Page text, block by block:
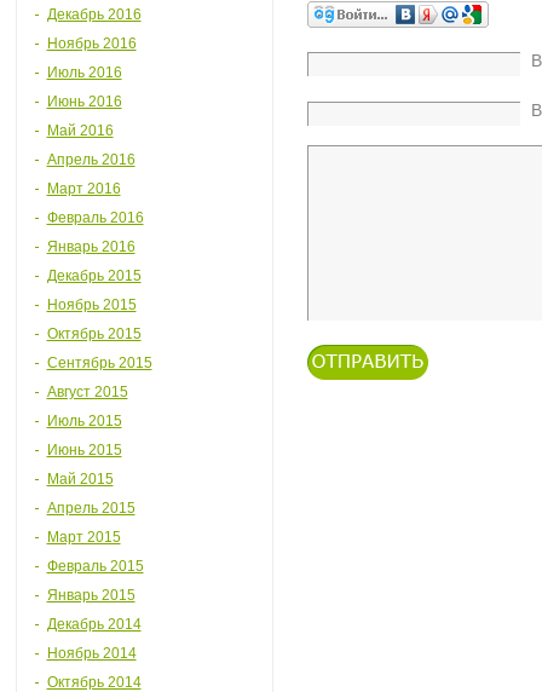
Декабрь 2016
Ноябрь 2016
Июль 2016
Июнь 2016
Май 2016
Апрель 2016
Март 2016
Февраль 2016
Январь 2016
Декабрь 2015
Ноябрь 2015
Октябрь 2015
Сентябрь 2015
Август 2015
Июль 2015
Июнь 2015
Май 2015
Апрель 2015
Март 2015
Февраль 2015
Январь 2015
Декабрь 2014
Ноябрь 2014
Октябрь 2014